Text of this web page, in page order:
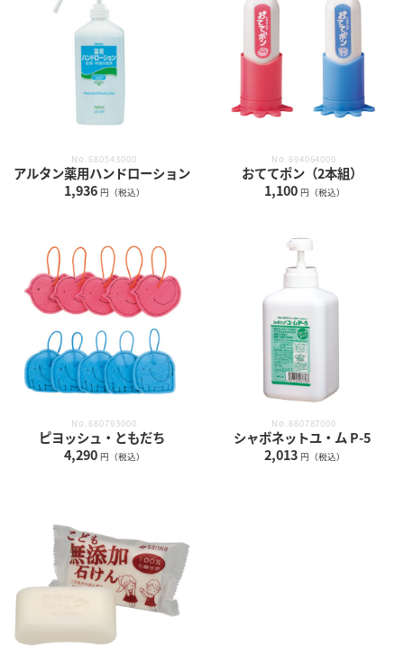
No.680543000
アルタン薬用ハンドローション
1,936 円（税込）
No.694064000
おててポン（2本組）
1,100 円（税込）
No.680793000
ピヨッシュ・ともだち
4,290 円（税込）
No.680787000
シャボネットユ・ム P-5
2,013 円（税込）